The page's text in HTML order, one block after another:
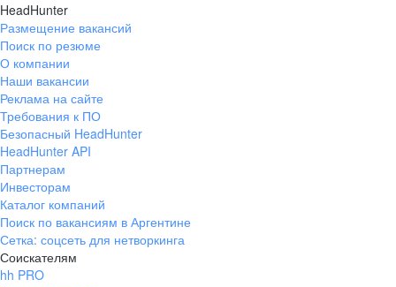
HeadHunter
Размещение вакансий
Поиск по резюме
О компании
Наши вакансии
Реклама на сайте
Требования к ПО
Безопасный HeadHunter
HeadHunter API
Партнерам
Инвесторам
Каталог компаний
Поиск по вакансиям в Аргентине
Сетка: соцсеть для нетворкинга
Соискателям
hh PRO